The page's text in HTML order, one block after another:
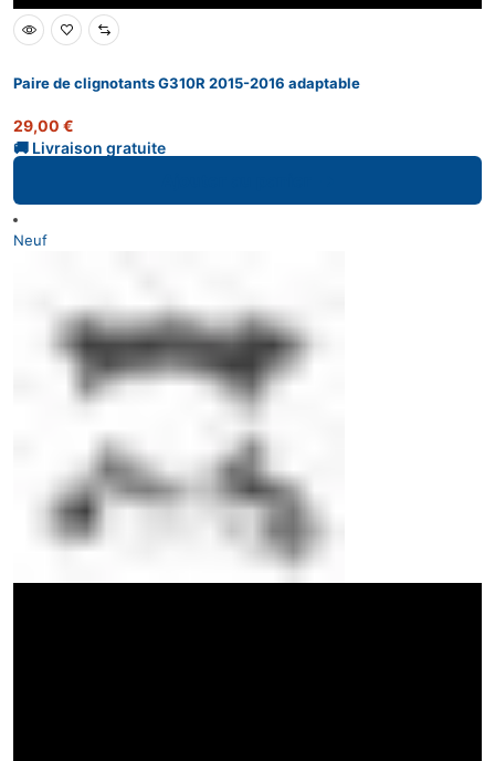
Paire de clignotants G310R 2015-2016 adaptable
29,00 €
Neuf